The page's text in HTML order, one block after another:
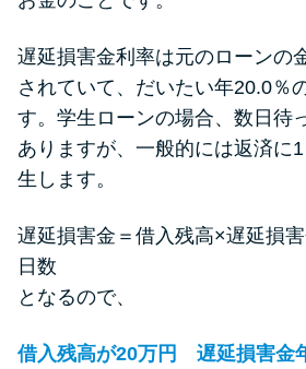
遅延損害金利率は元のローンの
されていて、だいたい年20.0％
す。学生ローンの場合、数日待
ありますが、一般的には返済に
生します。
遅延損害金＝借入残高×遅延損
日数
となるので、
借入残高が20万円 遅延損害金